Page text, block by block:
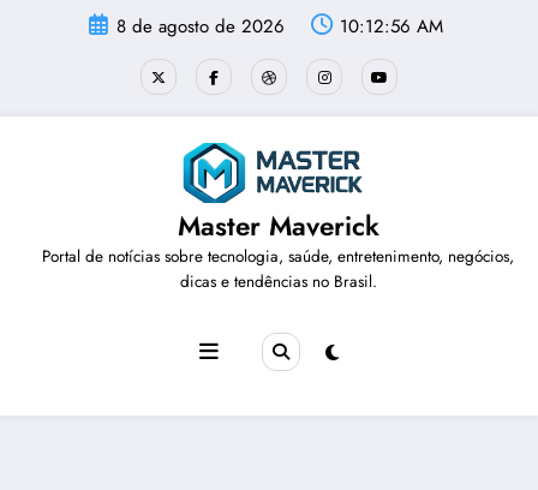
8 de agosto de 2026 10:12:57 AM
Master Maverick
Portal de notícias sobre tecnologia, saúde, entretenimento, negócios,
dicas e tendências no Brasil.